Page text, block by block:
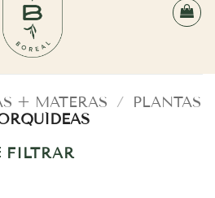
+ MATERAS / PLANTAS
FILTRAR